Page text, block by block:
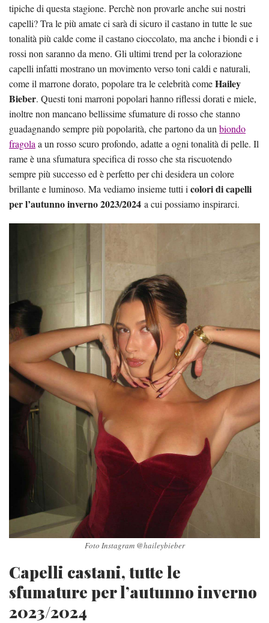
tipiche di questa stagione. Perchè non provarle anche sui nostri
capelli? Tra le più amate ci sarà di sicuro il castano in tutte le sue
tonalità più calde come il castano cioccolato, ma anche i biondi e i
rossi non saranno da meno. Gli ultimi trend per la colorazione
capelli infatti mostrano un movimento verso toni caldi e naturali,
come il marrone dorato, popolare tra le celebrità comeHailey
Bieber. Questi toni marroni popolari hanno riflessi dorati e miele,
inoltre non mancano bellissime sfumature di rosso che stanno
guadagnando sempre più popolarità, che partono da unbiondo
fragolaa un rosso scuro profondo, adatte a ogni tonalità di pelle​​. Il
rame è una sfumatura specifica di rosso che sta riscuotendo
sempre più successo ed è perfetto per chi desidera un colore
brillante e luminoso​. Ma vediamo insieme tutti icolori di capelli
per l’autunno inverno 2023/2024 a cui possiamo inspirarci.
Foto Instagram @haileybieber
Capelli castani, tutte le
sfumature per l’autunno inverno
2023/2024